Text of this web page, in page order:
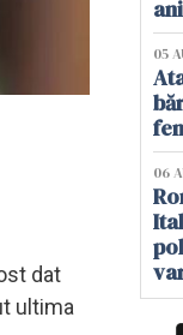
dat
ultima
05
06